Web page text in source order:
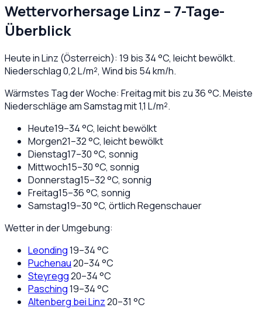
Wettervorhersage Linz – 7-Tage-
Überblick
Heute inLinz (Österreich): 19 bis34°C, leicht bewölkt.
Niederschlag0,2L/m², Wind bis 54km/h.
Wärmstes Tag der Woche: Freitag mit bis zu 36 °C. Meiste
Niederschläge am Samstag mit 1,1 L/m².
Heute19–34°C, leicht bewölkt
Morgen21–32°C, leicht bewölkt
Dienstag17–30°C, sonnig
Mittwoch15–30°C, sonnig
Donnerstag15–32°C, sonnig
Freitag15–36°C, sonnig
Samstag19–30°C, örtlich Regenschauer
Wetter in der Umgebung:
Leonding19–34°C
Puchenau20–34°C
Steyregg20–34°C
Pasching19–34°C
Altenberg bei Linz20–31 °C